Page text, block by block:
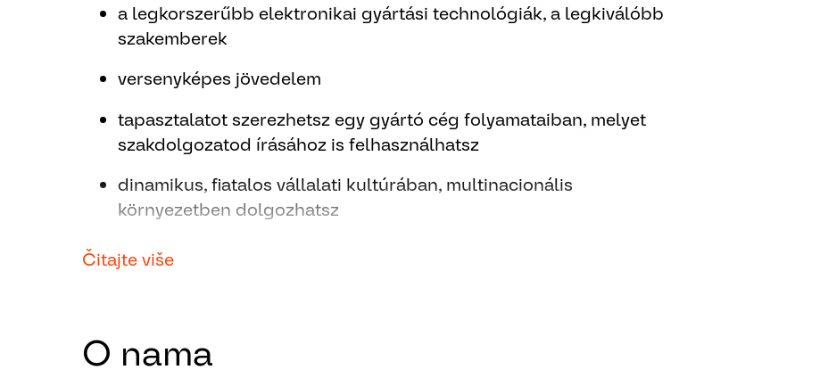
a legkorszerűbb elektronikai gyártási technológiák, a legkiválóbb
szakemberek
versenyképes jövedelem
tapasztalatot szerezhetsz egy gyártó cég folyamataiban, melyet
szakdolgozatod írásához is felhasználhatsz
dinamikus, fiatalos vállalati kultúrában, multinacionális
környezetben dolgozhatsz
hosszú távon számítunk Rád
Next.
Čitajte više
O nama